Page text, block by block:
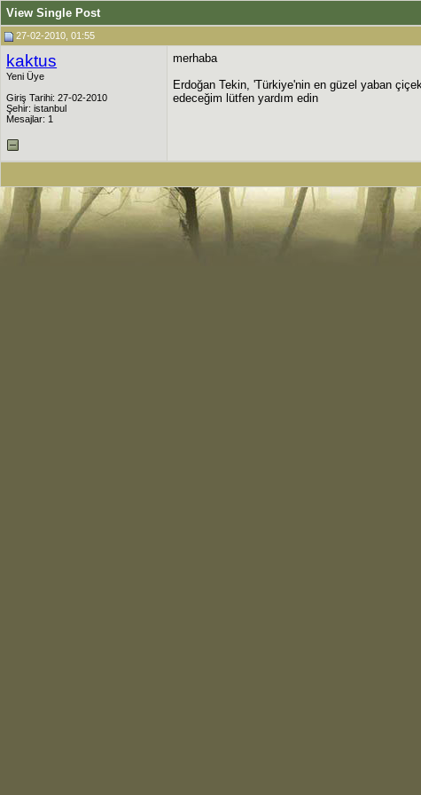
View Single Post
27-02-2010, 01:55
kaktus
Yeni Üye
Giriş Tarihi: 27-02-2010
Şehir: istanbul
Mesajlar: 1
merhaba
Erdoğan Tekin, 'Türkiye'nin en güzel yaban
edeceğim lütfen yardım edin